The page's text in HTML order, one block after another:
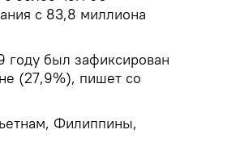
с 83,8 миллиона
году был зафиксирован
(27,9%), пишет со
Филиппины,